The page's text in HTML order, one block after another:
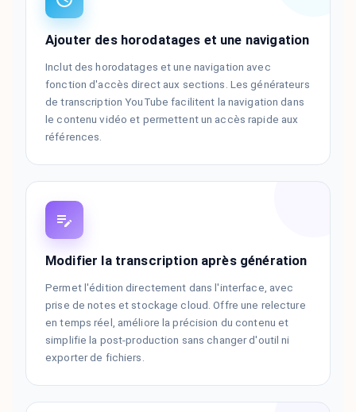
Ajouter des horodatages et une navigation
Inclut des horodatages et une navigation avec
fonction d'accès direct aux sections. Les générateurs
de transcription YouTube facilitent la navigation dans
le contenu vidéo et permettent un accès rapide aux
références.
Modifier la transcription après génération
Permet l'édition directement dans l'interface, avec
prise de notes et stockage cloud. Offre une relecture
en temps réel, améliore la précision du contenu et
simplifie la post-production sans changer d'outil ni
exporter de fichiers.